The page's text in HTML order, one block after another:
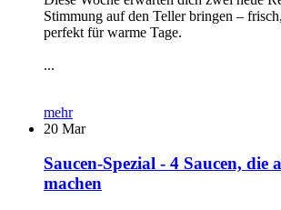
Stimmung auf den Teller bringen –
perfekt für warme Tage.
...
mehr
20 Mar
Saucen-Spezial - 4 Saucen, die
machen